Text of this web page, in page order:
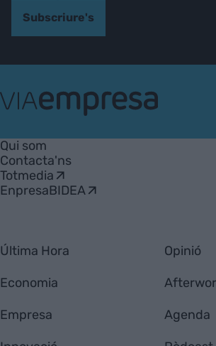
Subscriure's
Empresa
Qui som
Contacta'ns
Totmedia
EnpresaBIDEA
Última Hora
Economia
Empresa
Opinió
Agenda